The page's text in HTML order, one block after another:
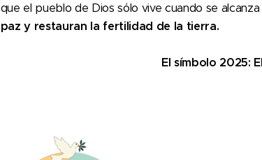
que el pueblo de Dios sólo vive cuando se alcanza
paz y restauran la fertilidad de la tierra.
El símbolo 2025: